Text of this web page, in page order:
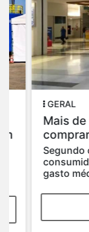
GERAL
Mais de
comprar
Segundo o
gasto médio